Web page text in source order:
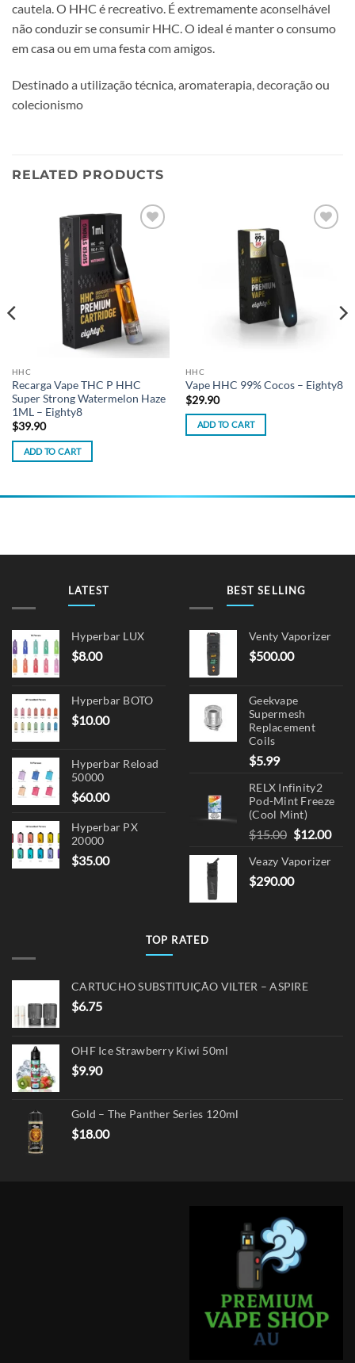
cautela. O HHC é recreativo. É extremamente aconselhável
não conduzir se consumir HHC. O ideal é manter o consumo
em casa ou em uma festa com amigos.
Destinado a utilização técnica, aromaterapia, decoração ou
colecionismo
RELATED PRODUCTS
HHC
Recarga Vape THC P HHC
Super Strong Watermelon Haze
1ML – Eighty8
$39.90
ADD TO CART
HHC
Vape HHC 99% Cocos – Eighty8
$29.90
ADD TO CART
LATEST
Hyperbar LUX
$8.00
Hyperbar BOTO
$10.00
Hyperbar Reload
50000
$60.00
Hyperbar PX
20000
$35.00
BEST SELLING
Venty Vaporizer
$500.00
Geekvape
Supermesh
Replacement
Coils
$5.99
RELX Infinity2
Pod-Mint Freeze
(Cool Mint)
$15.00 Original
was:
$15.00.
$12.00
Veazy Vaporizer
$290.00
TOP RATED
CARTUCHO SUBSTITUIÇÃO VILTER – ASPIRE
$6.75
OHF Ice Strawberry Kiwi 50ml
$9.90
Gold – The Panther Series 120ml
$18.00